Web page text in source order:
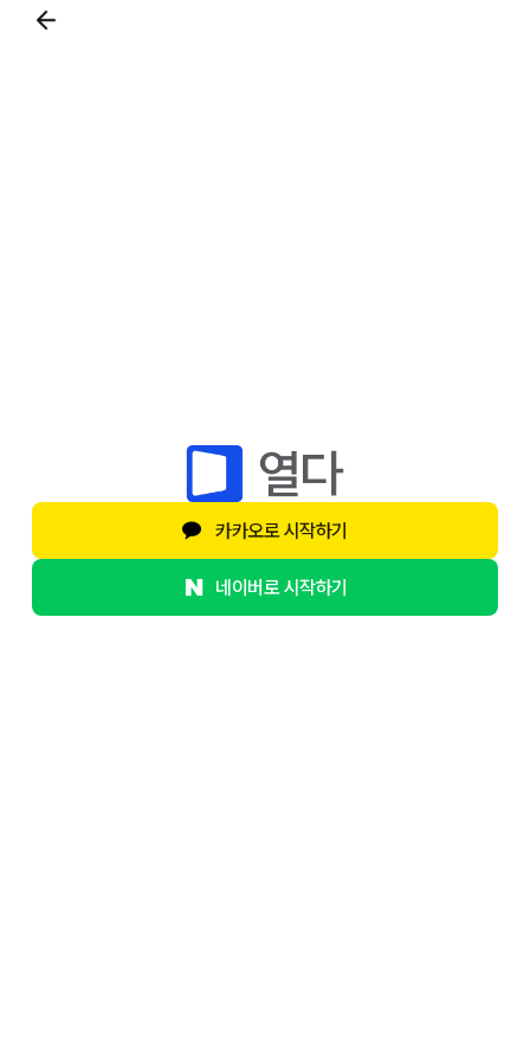
카카오로 시작하기
네이버로 시작하기